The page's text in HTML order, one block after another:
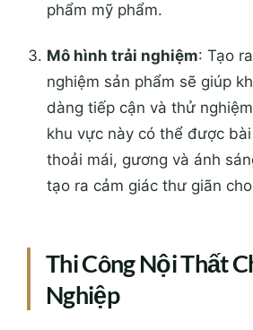
phẩm mỹ phẩm.
Mô hình trải nghiệm: Tạo
nghiệm sản phẩm sẽ giúp
dàng tiếp cận và thử
khu vực này có thể được
thoải mái, gương và ánh
tạo ra cảm giác thư giãn
Thi Công Nội Thất
Nghiệp